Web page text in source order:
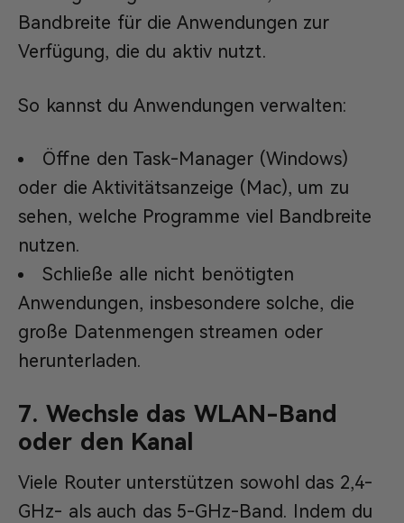
Bandbreite für die Anwendungen zur
Verfügung, die du aktiv nutzt.
So kannst du Anwendungen verwalten:
Öffne den Task-Manager (Windows)
oder die Aktivitätsanzeige (Mac), um zu
sehen, welche Programme viel Bandbreite
nutzen.
Schließe alle nicht benötigten
Anwendungen, insbesondere solche, die
große Datenmengen streamen oder
herunterladen.
7. Wechsle das WLAN-Band
oder den Kanal
Viele Router unterstützen sowohl das 2,4-
GHz- als auch das 5-GHz-Band. Indem du